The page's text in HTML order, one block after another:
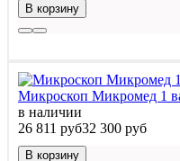
В корзину
Микроскоп Микромед 1
в наличии
26 811 руб32 300 руб
В корзину